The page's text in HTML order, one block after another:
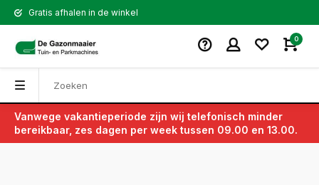
Gratis afhalen in de winkel
0
Vanwege vakantieperiode zijn wij telefonisch minder
bereikbaar, zes dagen per week tussen 09.00 en 13.00.
Terug